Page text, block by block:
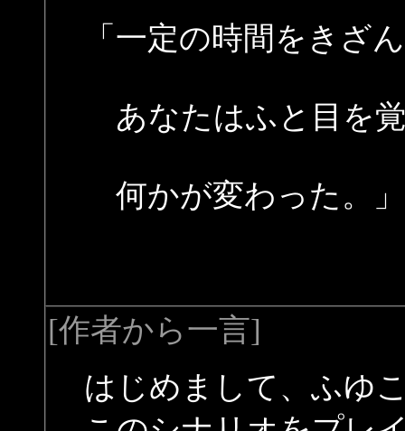
「一定の時間をきざ
あなたはふと目を
何かが変わった。」
[作者から一言]
はじめまして、ふゆ